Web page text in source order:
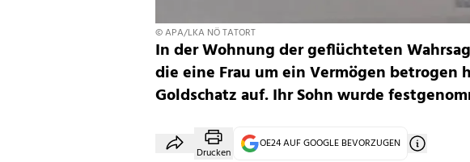
© APA/LKA NÖ TATORT
In der Wohnung der geflüchteten
die eine Frau um ein Vermögen betrogen
Goldschatz auf. Ihr Sohn wurde
Drucken
OE24 AUF GOOGLE BEVORZUGEN